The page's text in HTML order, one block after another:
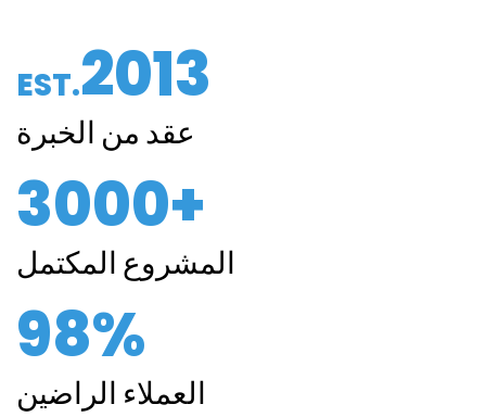
EST.2013
عقد من الخبرة
3000+
المشروع المكتمل
98%
العملاء الراضين